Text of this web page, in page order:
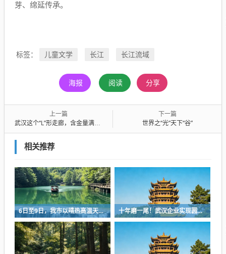
芽、绵延传承。
标签： 儿童文学 长江 长江流域
海报 阅读 分享
上一篇
武汉这个“L”形走廊，含金量满满！不少全球首个、全国最大都来自这里
下一篇
世界之“光”天下“谷”
相关推荐
6日至9日，我市以晴热高温天气为主 十年磨一尾！武汉企业实现圆口铜鱼规模化繁育